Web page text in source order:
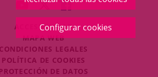
Configurar cookies
nueva.
ENLACE
A
UNA
APLICACIÓN
EXTERNA.
ENLACE
A
UNA
APLICACIÓN
EXTERNA.
ENLACE
A
UNA
EXTERNA.
ACCESIBILIDAD
MAPA WEB
CONDICIONES LEGALES
POLÍTICA DE COOKIES
DE DATOS